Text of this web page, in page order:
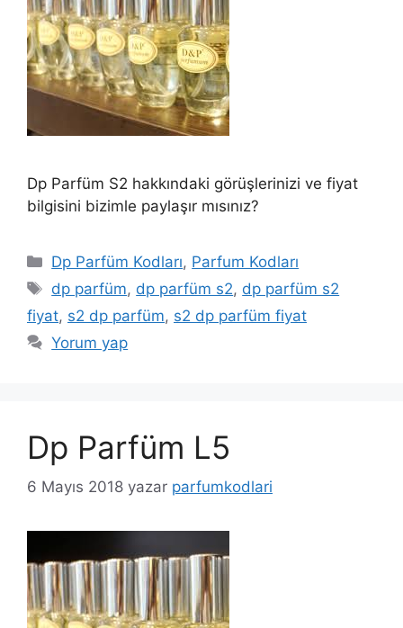
Dp Parfüm S2 hakkındaki görüşlerinizi ve fiyat
bilgisini bizimle paylaşır mısınız?
Kategoriler
Dp Parfüm Kodları, Parfum Kodları
Etiketler
dp parfüm, dp parfüm s2, dp parfüm s2
fiyat, s2 dp parfüm, s2 dp parfüm fiyat
Yorum yap
Dp Parfüm L5
6 Mayıs 2018 yazar parfumkodlari